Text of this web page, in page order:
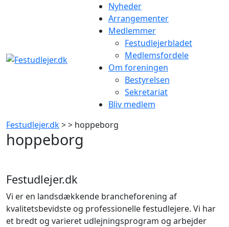
Nyheder
Arrangementer
Medlemmer
Festudlejerbladet
Medlemsfordele
Om foreningen
Bestyrelsen
Sekretariat
Bliv medlem
Festudlejer.dk> > hoppeborg
hoppeborg
Festudlejer.dk
Vi er en landsdækkende brancheforening af
kvalitetsbevidste og professionelle festudlejere. Vi har
et bredt og varieret udlejningsprogram og arbejder